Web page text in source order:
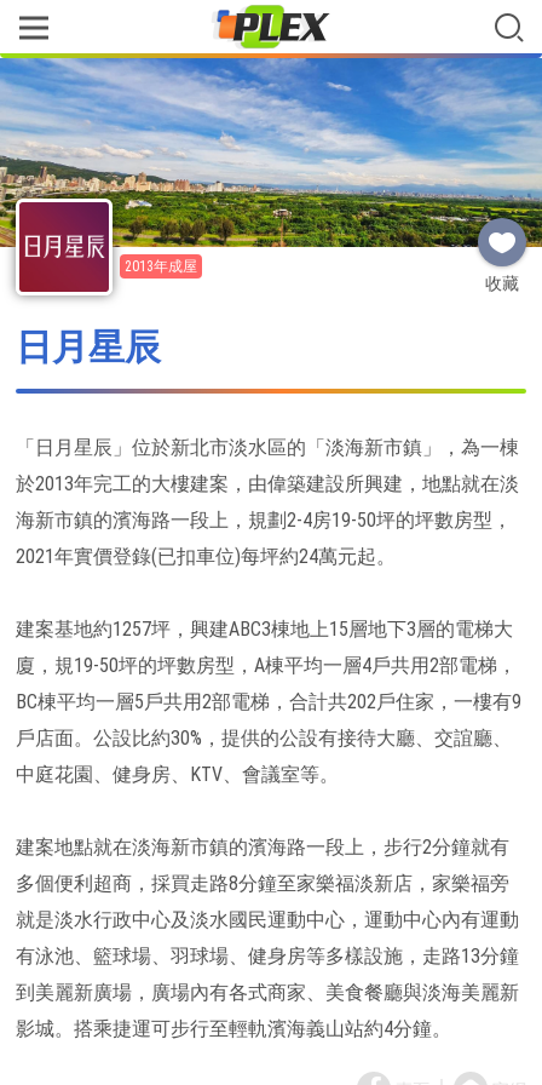
收藏
2013年成屋
日月星辰
「日月星辰」位於新北市淡水區的「淡海新市鎮」，為一棟
於2013年完工的大樓建案，由偉築建設所興建，地點就在淡
海新市鎮的濱海路一段上，規劃2-4房19-50坪的坪數房型，
2021年實價登錄(已扣車位)每坪約24萬元起。
建案基地約1257坪，興建ABC3棟地上15層地下3層的電梯大
廈，規19-50坪的坪數房型，A棟平均一層4戶共用2部電梯，
BC棟平均一層5戶共用2部電梯，合計共202戶住家，一樓有9
戶店面。公設比約30%，提供的公設有接待大廳、交誼廳、
中庭花園、健身房、KTV、會議室等。
建案地點就在淡海新市鎮的濱海路一段上，步行2分鐘就有
多個便利超商，採買走路8分鐘至家樂福淡新店，家樂福旁
就是淡水行政中心及淡水國民運動中心，運動中心內有運動
有泳池、籃球場、羽球場、健身房等多樣設施，走路13分鐘
到美麗新廣場，廣場內有各式商家、美食餐廳與淡海美麗新
影城。搭乘捷運可步行至輕軌濱海義山站約4分鐘。